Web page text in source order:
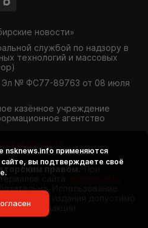
новости»
службой по надзору в
технологий и массовых
Эл № ФС77-89763 от 08 июля
казённое учреждение
агентство
правом. При
сайта
Использование
издания допустимо
редакции.
nsknews.info применяются
вы подтверждаете своё